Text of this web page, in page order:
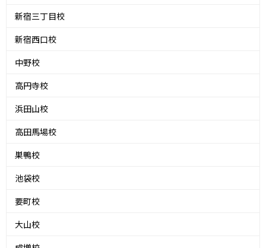
新宿三丁目校
新宿西口校
中野校
高円寺校
浜田山校
高田馬場校
巣鴨校
池袋校
要町校
大山校